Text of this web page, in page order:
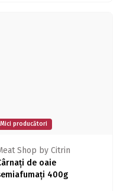
Mici producători
Shop by Citrin
de oaie
400g